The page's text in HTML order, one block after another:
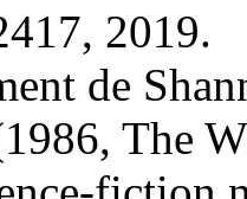
2019.
de
The